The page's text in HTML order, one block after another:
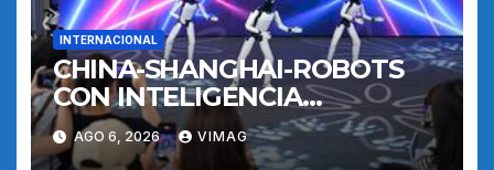
INTERNACIONAL
CHINA-SHANGHAI-ROBOTS
CON INTELIGENCIA
INCORPORADA-
ENTRENAMIENTO
AGO 6, 2026 VIMAG